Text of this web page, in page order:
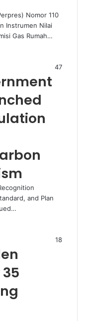
Nomor 110
Instrumen Nilai
Gas Rumah…
47
and Plan
18